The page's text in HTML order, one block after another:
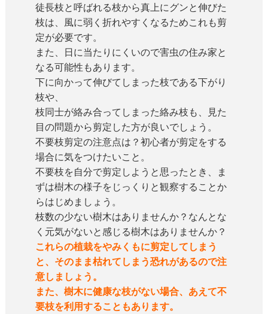
徒長枝と呼ばれる枝から真上にグンと伸びた
枝は、風に弱く折れやすくなるためこれも剪
定が必要です。
また、日に当たりにくいので害虫の住み家と
なる可能性もあります。
下に向かって伸びてしまった枝である下がり
枝や、
枝同士が絡み合ってしまった絡み枝も、見た
目の問題から剪定した方が良いでしょう。
不要枝剪定の注意点は？初心者が剪定をする
場合に気をつけたいこと。
不要枝を自分で剪定しようと思ったとき、ま
ずは樹木の様子をじっくりと観察することか
らはじめましょう。
枝数の少ない樹木はありませんか？なんとな
く元気がないと感じる樹木はありませんか？
これらの植栽をやみくもに剪定してしまう
と、そのまま枯れてしまう恐れがあるので注
意しましょう。
また、樹木に健康な枝がない場合、あえて不
要枝を利用することもあります。